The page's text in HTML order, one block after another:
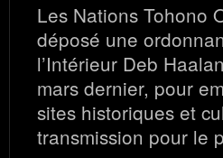
Les Nations Tohono
déposé une
l’Intérieur Deb
mars dernier, pour
sites historiques et
transmission pour le